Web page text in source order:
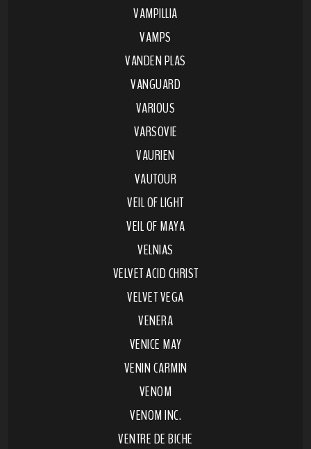
VAMPILLIA
VAMPS
VANDEN PLAS
VANGUARD
VARIOUS
VARSOVIE
VAURIEN
VAUTOUR
VEIL OF LIGHT
VEIL OF MAYA
VELNIAS
VELVET ACID CHRIST
VELVET VEGA
VENERA
VENICE MAY
VENIN CARMIN
VENOM
VENOM INC.
VENTRE DE BICHE